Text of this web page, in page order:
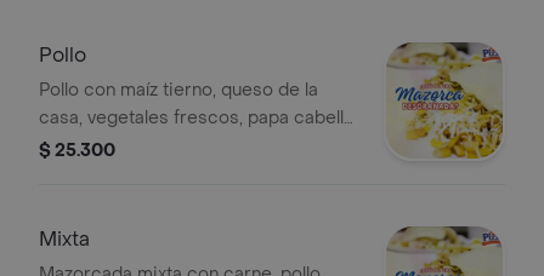
Pollo
Pollo con maíz tierno, queso de la
casa, vegetales frescos, papa cabello
de ángel y salsas de la casa.
$ 25.300
Mixta